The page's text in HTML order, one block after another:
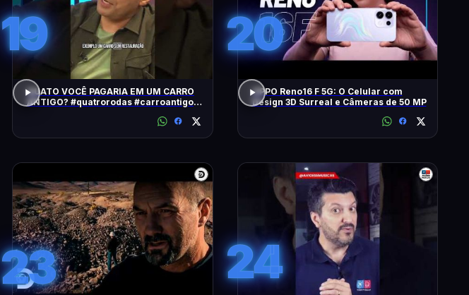
19
QUATO VOCÊ PAGARIA EM UM CARRO
ANTIGO? #quatrorodas #carroantigo
20
OPPO Reno16 F 5G: O Celular com
Design 3D Surreal e Câmeras de 50 MP
23 24